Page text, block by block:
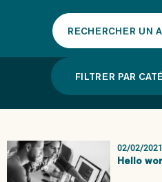
Rechercher
un
article
FILTRER PAR
02/02/2021
Hello